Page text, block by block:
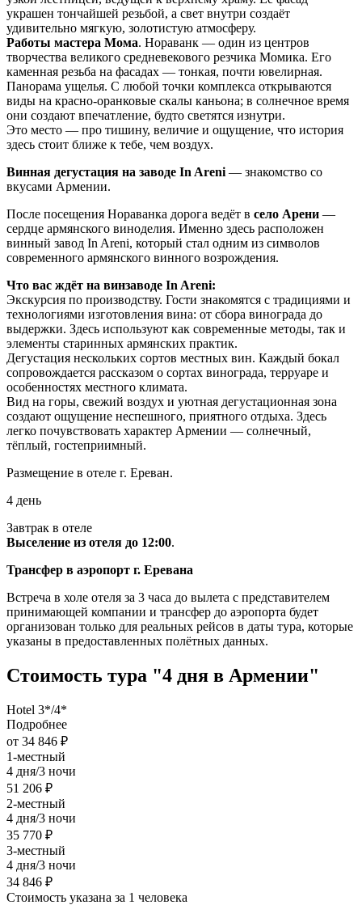
украшен тончайшей резьбой, а свет внутри создаёт
удивительно мягкую, золотистую атмосферу.
Работы мастера Мома. Нораванк — один из центров
творчества великого средневекового резчика Момика. Его
каменная резьба на фасадах — тонкая, почти ювелирная.
Панорама ущелья. С любой точки комплекса открываются
виды на красно-оранковые скалы каньона; в солнечное время
они создают впечатление, будто светятся изнутри.
Это место — про тишину, величие и ощущение, что история
здесь стоит ближе к тебе, чем воздух.
Винная дегустация на заводе In Areni — знакомство со
вкусами Армении.
После посещения Нораванка дорога ведёт в село Арени —
сердце армянского виноделия. Именно здесь расположен
винный завод In Areni, который стал одним из символов
современного армянского винного возрождения.
Что вас ждёт на винзаводе In Areni:
Экскурсия по производству. Гости знакомятся с традициями и
технологиями изготовления вина: от сбора винограда до
выдержки. Здесь используют как современные методы, так и
элементы старинных армянских практик.
Дегустация нескольких сортов местных вин. Каждый бокал
сопровождается рассказом о сортах винограда, терруаре и
особенностях местного климата.
Вид на горы, свежий воздух и уютная дегустационная зона
создают ощущение неспешного, приятного отдыха. Здесь
легко почувствовать характер Армении — солнечный,
тёплый, гостеприимный.
Размещение в отеле г. Ереван.
4 день
Завтрак в отеле
Выселение из отеля до 12:00.
Трансфер в аэропорт г. Еревана
Встреча в холе отеля за 3 часа до вылета с представителем
принимающей компании и трансфер до аэропорта будет
организован только для реальных рейсов в даты тура, которые
указаны в предоставленных полётных данных.
Стоимость тура "4 дня в Армении"
Hotel 3*/4*
Подробнее
от 34 846 ₽
1-местный
4 дня/3 ночи
51 206 ₽
2-местный
4 дня/3 ночи
35 770 ₽
3-местный
4 дня/3 ночи
34 846 ₽
Стоимость указана за 1 человека